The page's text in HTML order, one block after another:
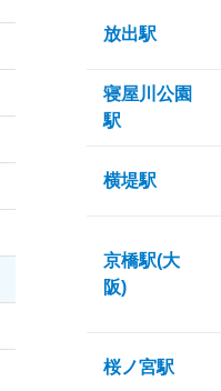
放出駅
寝屋川公園
駅
横堤駅
京橋駅(大
阪)
桜ノ宮駅